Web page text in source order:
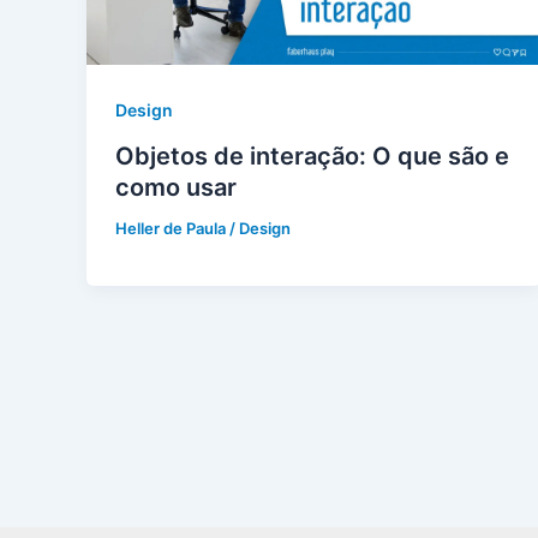
Design
Objetos de interação: O que são e
como usar
Heller de Paula / Design